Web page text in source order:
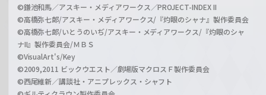
©鎌池和馬／アスキー・メディアワークス／PROJECT-INDEX II
©高橋弥七郎/アスキー・メディアワークス/『灼眼のシャナ』製作委員会
©高橋弥七郎/いとうのいぢ/アスキー・メディアワークス/『灼眼のシャ
ナII』製作委員会/ＭＢＳ
©VisualArt's/Key
©2009,2011 ビックウエスト／劇場版マクロスＦ製作委員会
©西尾維新／講談社・アニプレックス・シャフト